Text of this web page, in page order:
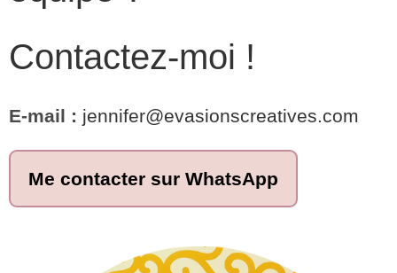
Contactez-moi !
E-mail : jennifer@evasionscreatives.com
Me contacter sur WhatsApp